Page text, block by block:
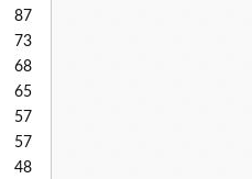
87
73
68
65
57
57
48